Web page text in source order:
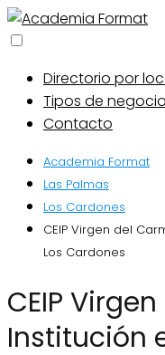
Directorio por
Tipos de
Contacto
Academia Format
Las Palmas
Los Cardones
CEIP Virgen del
Los Cardones
CEIP Virgen del Carmen -
Institución